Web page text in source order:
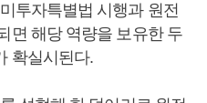
투자특별법 시행과 원전
면 해당 역량을 보유한 두
확실시된다.